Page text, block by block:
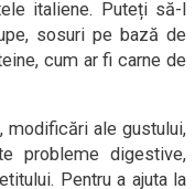
italiene. Puteți să-l
sosuri pe bază de
cum ar fi carne de
modificări ale gustului,
probleme digestive,
Pentru a ajuta la